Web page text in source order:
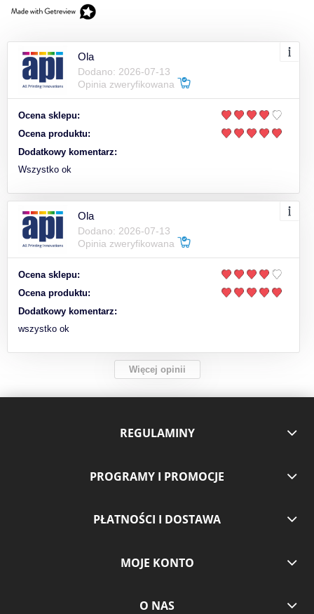
Ola
Dodano: 2026-07-13
Opinia zweryfikowana
Ocena sklepu:
Ocena produktu:
Dodatkowy komentarz:
Wszystko ok
Ola
Dodano: 2026-07-13
Opinia zweryfikowana
Ocena sklepu:
Ocena produktu:
Dodatkowy komentarz:
wszystko ok
Więcej opinii
REGULAMINY
PROGRAMY I PROMOCJE
PŁATNOŚCI I DOSTAWA
MOJE KONTO
O NAS